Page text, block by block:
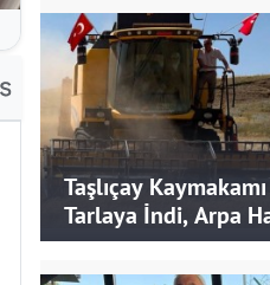
Taşlıçay
Tarlaya İndi, Arpa